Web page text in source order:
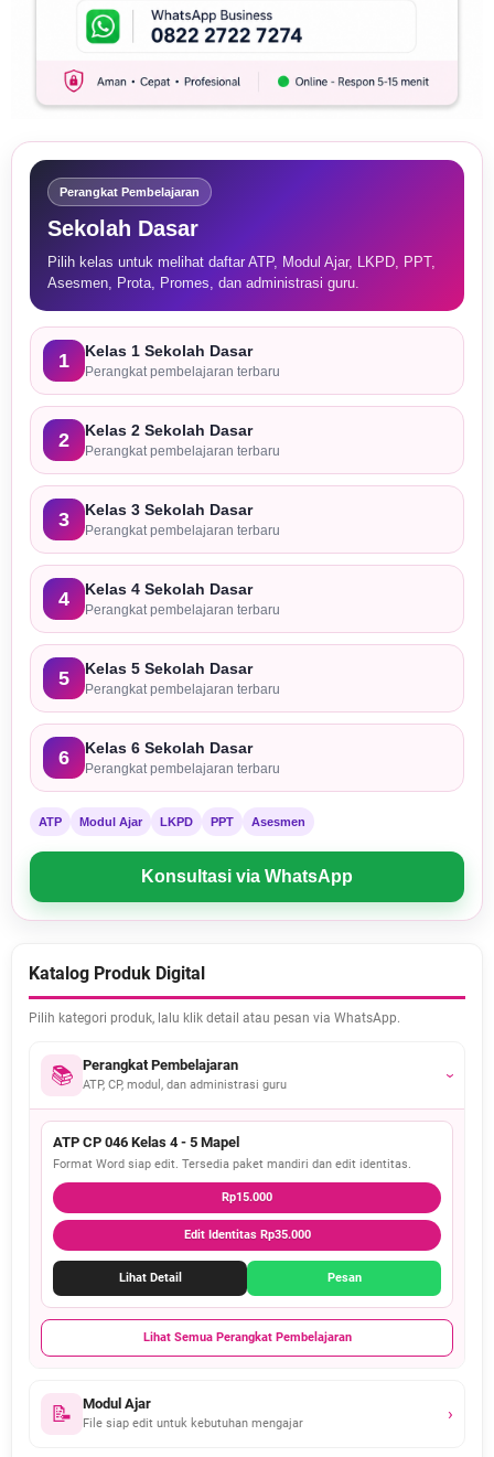
Perangkat Pembelajaran
Sekolah Dasar
Pilih kelas untuk melihat daftar ATP, Modul Ajar, LKPD, PPT,
Asesmen, Prota, Promes, dan administrasi guru.
1 Kelas 1 Sekolah Dasar
Perangkat pembelajaran terbaru
2 Kelas 2 Sekolah Dasar
Perangkat pembelajaran terbaru
3 Kelas 3 Sekolah Dasar
Perangkat pembelajaran terbaru
4 Kelas 4 Sekolah Dasar
Perangkat pembelajaran terbaru
5 Kelas 5 Sekolah Dasar
Perangkat pembelajaran terbaru
6 Kelas 6 Sekolah Dasar
Perangkat pembelajaran terbaru
ATP Modul Ajar LKPD PPT Asesmen
Konsultasi via WhatsApp
Katalog Produk Digital
Pilih kategori produk, lalu klik detail atau pesan via WhatsApp.
📚 Perangkat Pembelajaran
ATP, CP, modul, dan administrasi guru
›
ATP CP 046 Kelas 4 - 5 Mapel
Format Word siap edit. Tersedia paket mandiri dan edit identitas.
Rp15.000
Edit Identitas Rp35.000
Lihat Detail Pesan
Lihat Semua Perangkat Pembelajaran
📝 Modul Ajar
File siap edit untuk kebutuhan mengajar ›